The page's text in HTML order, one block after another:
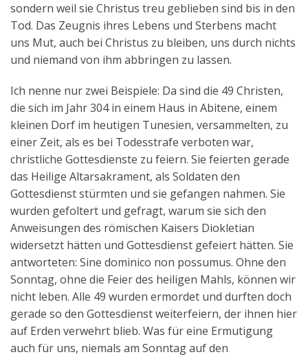
sondern weil sie Christus treu geblieben sind bis in den
Tod. Das Zeugnis ihres Lebens und Sterbens macht
uns Mut, auch bei Christus zu bleiben, uns durch nichts
und niemand von ihm abbringen zu lassen.
Ich nenne nur zwei Beispiele: Da sind die 49 Christen,
die sich im Jahr 304 in einem Haus in Abitene, einem
kleinen Dorf im heutigen Tunesien, versammelten, zu
einer Zeit, als es bei Todesstrafe verboten war,
christliche Gottesdienste zu feiern. Sie feierten gerade
das Heilige Altarsakrament, als Soldaten den
Gottesdienst stürmten und sie gefangen nahmen. Sie
wurden gefoltert und gefragt, warum sie sich den
Anweisungen des römischen Kaisers Diokletian
widersetzt hätten und Gottesdienst gefeiert hätten. Sie
antworteten: Sine dominico non possumus. Ohne den
Sonntag, ohne die Feier des heiligen Mahls, können wir
nicht leben. Alle 49 wurden ermordet und durften doch
gerade so den Gottesdienst weiterfeiern, der ihnen hier
auf Erden verwehrt blieb. Was für eine Ermutigung
auch für uns, niemals am Sonntag auf den